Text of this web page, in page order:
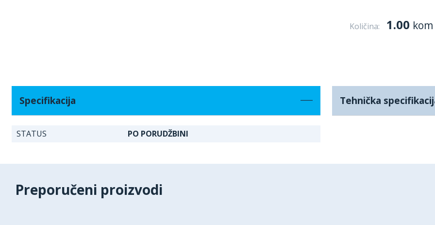
Količina: 1.00 kom
Specifikacija
STATUS PO PORUDŽBINI
Tehnička
Preporučeni proizvodi